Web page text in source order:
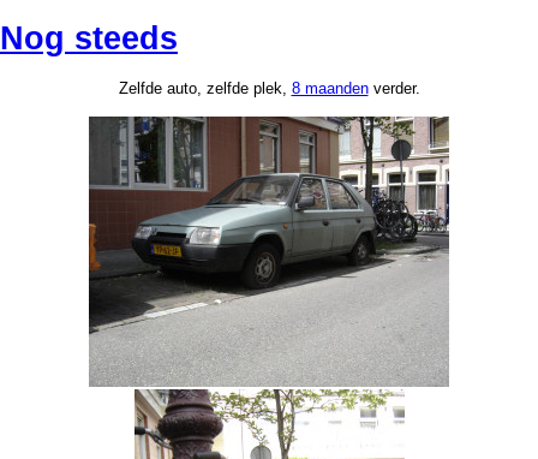
Nog steeds
Zelfde auto, zelfde plek, 8 maandenverder.